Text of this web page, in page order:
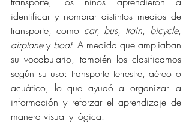
identificar y nombrar distintos medios de
transporte, como car, bus, train, bicycle
airplane y boat. A medida que ampliaban
su vocabulario, también los clasificamos
según su uso: transporte terrestre, aéreo o
acuático, lo que ayudó a organizar la
información y reforzar el aprendizaje de
manera visual y lógica.